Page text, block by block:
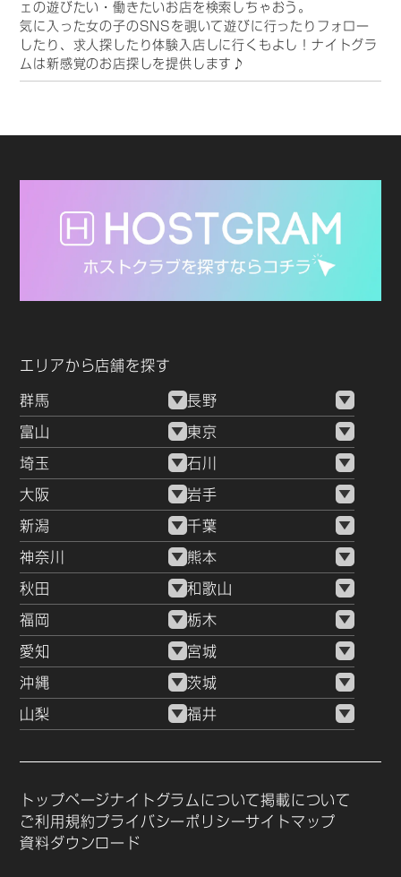
ェの遊びたい・働きたいお店を検索しちゃおう。
気に入った女の子のSNSを覗いて遊びに行ったりフォロー
したり、求人探したり体験入店しに行くもよし！ナイトグラ
ムは新感覚のお店探しを提供します♪
エリアから店舗を探す
群馬 長野
富山 東京
埼玉 石川
大阪 岩手
新潟 千葉
神奈川 熊本
秋田 和歌山
福岡 栃木
愛知 宮城
沖縄 茨城
山梨 福井
トップページナイトグラムについて掲載について
ご利用規約プライバシーポリシーサイトマップ
資料ダウンロード